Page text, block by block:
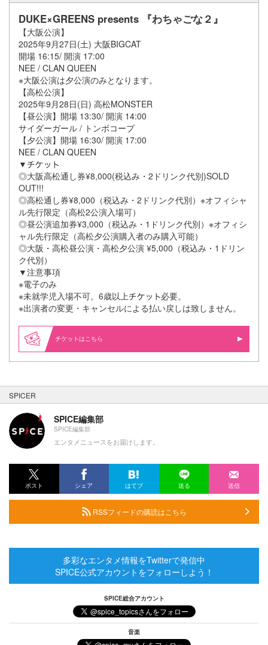
DUKE×GREENS presents 『わちゃごな２』
【大阪公演】
2025年9月27日(土) 大阪BIGCAT
開場 16:15/ 開演 17:00
NEE / CLAN QUEEN
※大阪公演は夕公演のみとなります。
【高松公演】
2025年9月28日(日) 高松MONSTER
【昼公演】開場 13:30/ 開演 14:00
サイダーガール / トンボコープ
【夕公演】開場 16:30/ 開演 17:00
NEE / CLAN QUEEN
▼
◎大阪高松通し券¥8,000(税込み・2ドリンク代別)SOLD
OUT!!!
◎高松通し券¥8,000（税込み・2ドリンク代別）※オフィシャ
ル先行限定（高松2公演入場可）
◎昼公演追加券¥3,000（税込み・1ドリンク代別）※オフィシ
ャル先行限定（高松夕公演購入者のみ購入可能）
◎大阪・高松昼公演・高松夕公演 ¥5,000（税込み・1ドリン
ク代別）
▼注意事項
※電子のみ
※未就学児入場不可。6歳以上
必要。
※出演者の変更・キャンセルによる払い戻しは致しません。
はこちら
SPICER
SPICE編集部
SPICE編集部
エンタメニュースをお届けします。
ポスト シェア はてブ 送る 送信
RSSフィードの購読はこちら
多彩なエンタメ情報をTwitterで発信中
SPICE公式アカウントをフォローしよう！
SPICE総合アカウント
音楽